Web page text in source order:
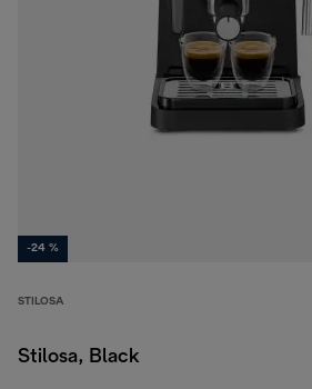
-24 %
STILOSA
Stilosa, Black